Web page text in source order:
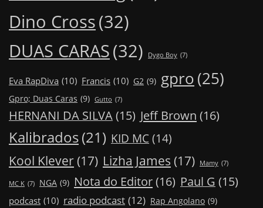
Dino Cross(32)
DUAS CARAS(32) Dygo Boy (7)
Eva RapDiva (10) Francis (10) G2 (9) gpro(25)
Gpro; Duas Caras (9) Gutto (7)
HERNANI DA SILVA(15) Jeff Brown (16)
Kalibrados(21) KID MC (14)
Kool Klever (17) Lizha James (17) Mamy (7)
MC K (7) NGA (9) Nota do Editor(16) Paul G (15)
podcast (10) radio podcast (12) Rap Angolano (9)